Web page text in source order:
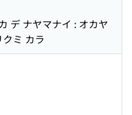
デ ナヤマナイ : オカヤ
ミ カラ